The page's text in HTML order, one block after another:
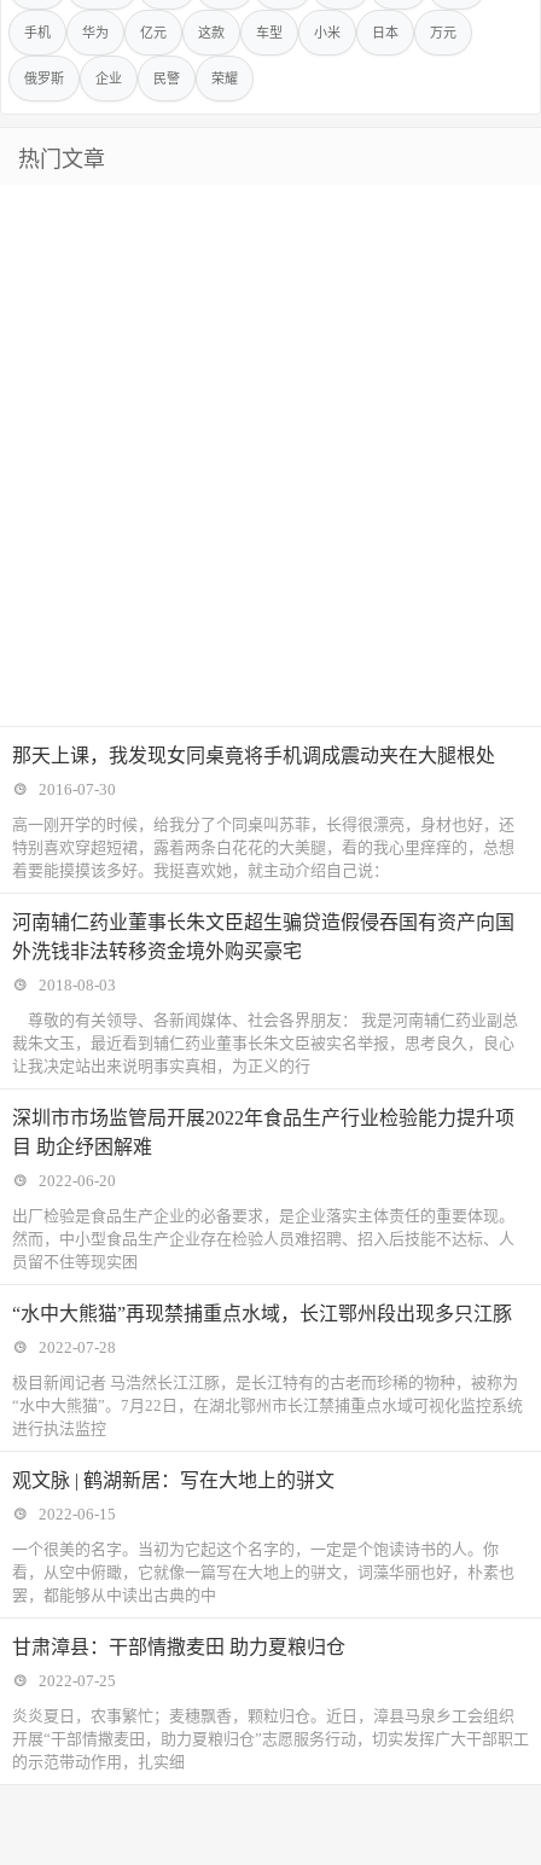
手机 华为 亿元 这款 车型 小米 日本 万元
俄罗斯 企业 民警 荣耀
热门文章
那天上课，我发现女同桌竟将手机调成震动夹在大腿根处
2016-07-30
高一刚开学的时候，给我分了个同桌叫苏菲，长得很漂亮，身材也好，还
特别喜欢穿超短裙，露着两条白花花的大美腿，看的我心里痒痒的，总想
着要能摸摸该多好。我挺喜欢她，就主动介绍自己说：
河南辅仁药业董事长朱文臣超生骗贷造假侵吞国有资产向国
外洗钱非法转移资金境外购买豪宅
2018-08-03
尊敬的有关领导、各新闻媒体、社会各界朋友： 我是河南辅仁药业副总
裁朱文玉，最近看到辅仁药业董事长朱文臣被实名举报，思考良久，良心
让我决定站出来说明事实真相，为正义的行
深圳市市场监管局开展2022年食品生产行业检验能力提升项
目 助企纾困解难
2022-06-20
出厂检验是食品生产企业的必备要求，是企业落实主体责任的重要体现。
然而，中小型食品生产企业存在检验人员难招聘、招入后技能不达标、人
员留不住等现实困
“水中大熊猫”再现禁捕重点水域，长江鄂州段出现多只江豚
2022-07-28
极目新闻记者 马浩然长江江豚，是长江特有的古老而珍稀的物种，被称为
“水中大熊猫”。7月22日，在湖北鄂州市长江禁捕重点水域可视化监控系统
进行执法监控
观文脉 | 鹤湖新居：写在大地上的骈文
2022-06-15
一个很美的名字。当初为它起这个名字的，一定是个饱读诗书的人。你
看，从空中俯瞰，它就像一篇写在大地上的骈文，词藻华丽也好，朴素也
罢，都能够从中读出古典的中
甘肃漳县：干部情撒麦田 助力夏粮归仓
2022-07-25
炎炎夏日，农事繁忙；麦穗飘香，颗粒归仓。近日，漳县马泉乡工会组织
开展“干部情撒麦田，助力夏粮归仓”志愿服务行动，切实发挥广大干部职工
的示范带动作用，扎实细